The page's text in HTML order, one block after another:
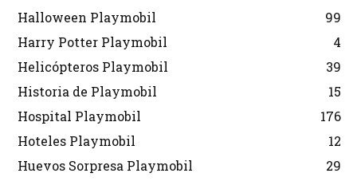
Halloween Playmobil
99
Harry Potter Playmobil
4
Helicópteros Playmobil
39
Historia de Playmobil
15
Hospital Playmobil
176
Hoteles Playmobil
12
Huevos Sorpresa Playmobil
29